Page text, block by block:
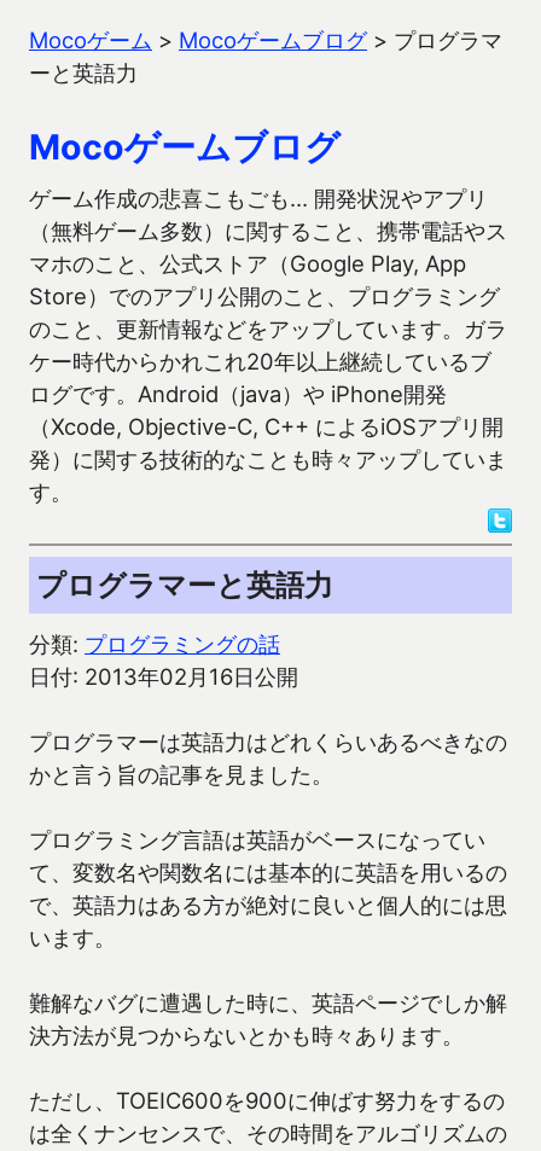
Mocoゲーム > Mocoゲームブログ> プログラマ
ーと英語力
Mocoゲームブログ
ゲーム作成の悲喜こもごも… 開発状況やアプリ
（無料ゲーム多数）に関すること、携帯電話やス
マホのこと、公式ストア（Google Play, App
Store）でのアプリ公開のこと、プログラミング
のこと、更新情報などをアップしています。ガラ
ケー時代からかれこれ20年以上継続しているブ
ログです。Android（java）や iPhone開発
（Xcode, Objective-C, C++ によるiOSアプリ開
発）に関する技術的なことも時々アップしていま
す。
プログラマーと英語力
分類: プログラミングの話
日付: 2013年02月16日公開
プログラマーは英語力はどれくらいあるべきなの
かと言う旨の記事を見ました。
プログラミング言語は英語がベースになってい
て、変数名や関数名には基本的に英語を用いるの
で、英語力はある方が絶対に良いと個人的には思
います。
難解なバグに遭遇した時に、英語ページでしか解
決方法が見つからないとかも時々あります。
ただし、TOEIC600を900に伸ばす努力をするの
は全くナンセンスで、その時間をアルゴリズムの